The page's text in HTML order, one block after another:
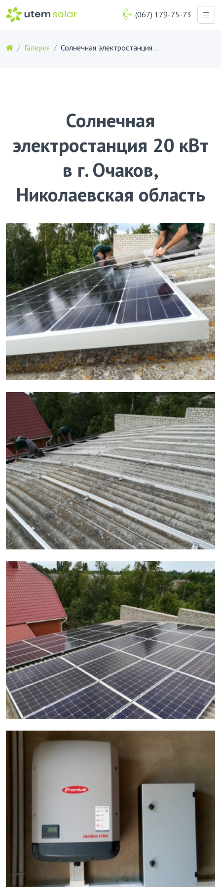
(067) 179-75-73
Галерея Солнечная электростанция 20 кВт в г. Очаков, Николаевская область
Солнечная
электростанция 20 кВт
в г. Очаков,
Николаевская область